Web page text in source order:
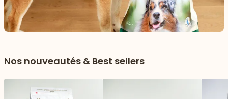
Nos nouveautés & Best sellers